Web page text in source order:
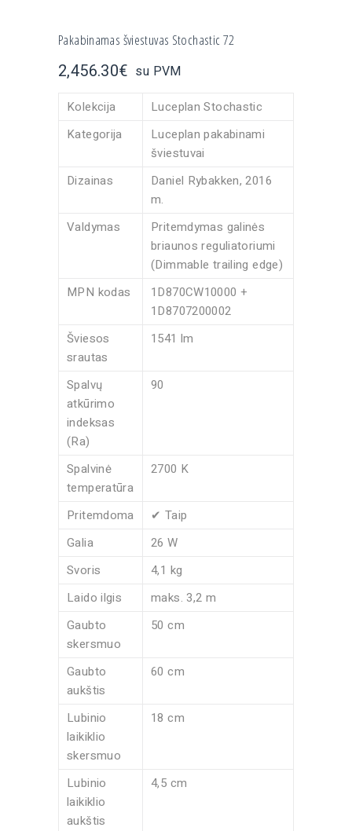
Pakabinamas šviestuvas Stochastic 72
2,456.30€ su PVM
Kolekcija Luceplan Stochastic
Kategorija
Luceplan pakabinami
šviestuvai
Dizainas
Daniel Rybakken, 2016
m.
Valdymas
Pritemdymas galinės
briaunos reguliatoriumi
(Dimmable trailing edge)
MPN kodas
1D870CW10000 +
1D8707200002
Šviesos
srautas
1541 lm
Spalvų
atkūrimo
indeksas
(Ra)
90
Spalvinė
temperatūra
2700 K
Pritemdoma
✔ Taip
Galia
26 W
Svoris
4,1 kg
Laido ilgis
maks. 3,2 m
Gaubto
skersmuo
50 cm
Gaubto
aukštis
60 cm
Lubinio
laikiklio
skersmuo
18 cm
Lubinio
laikiklio
aukštis
4,5 cm